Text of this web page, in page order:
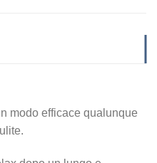
modo efficace qualunque